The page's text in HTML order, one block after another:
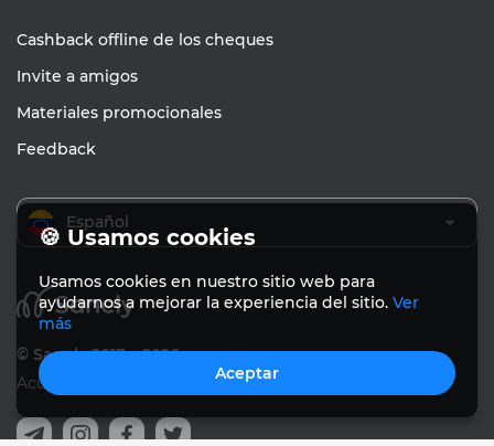
Cashback offline de los cheques
Invite a amigos
Materiales promocionales
Feedback
Español
© Sanely 2017 – 2026
Acuerdo de usuario
🍪 Usamos cookies
Usamos cookies en nuestro sitio web para
ayudarnos a mejorar la experiencia del sitio. Ver
más
Aceptar